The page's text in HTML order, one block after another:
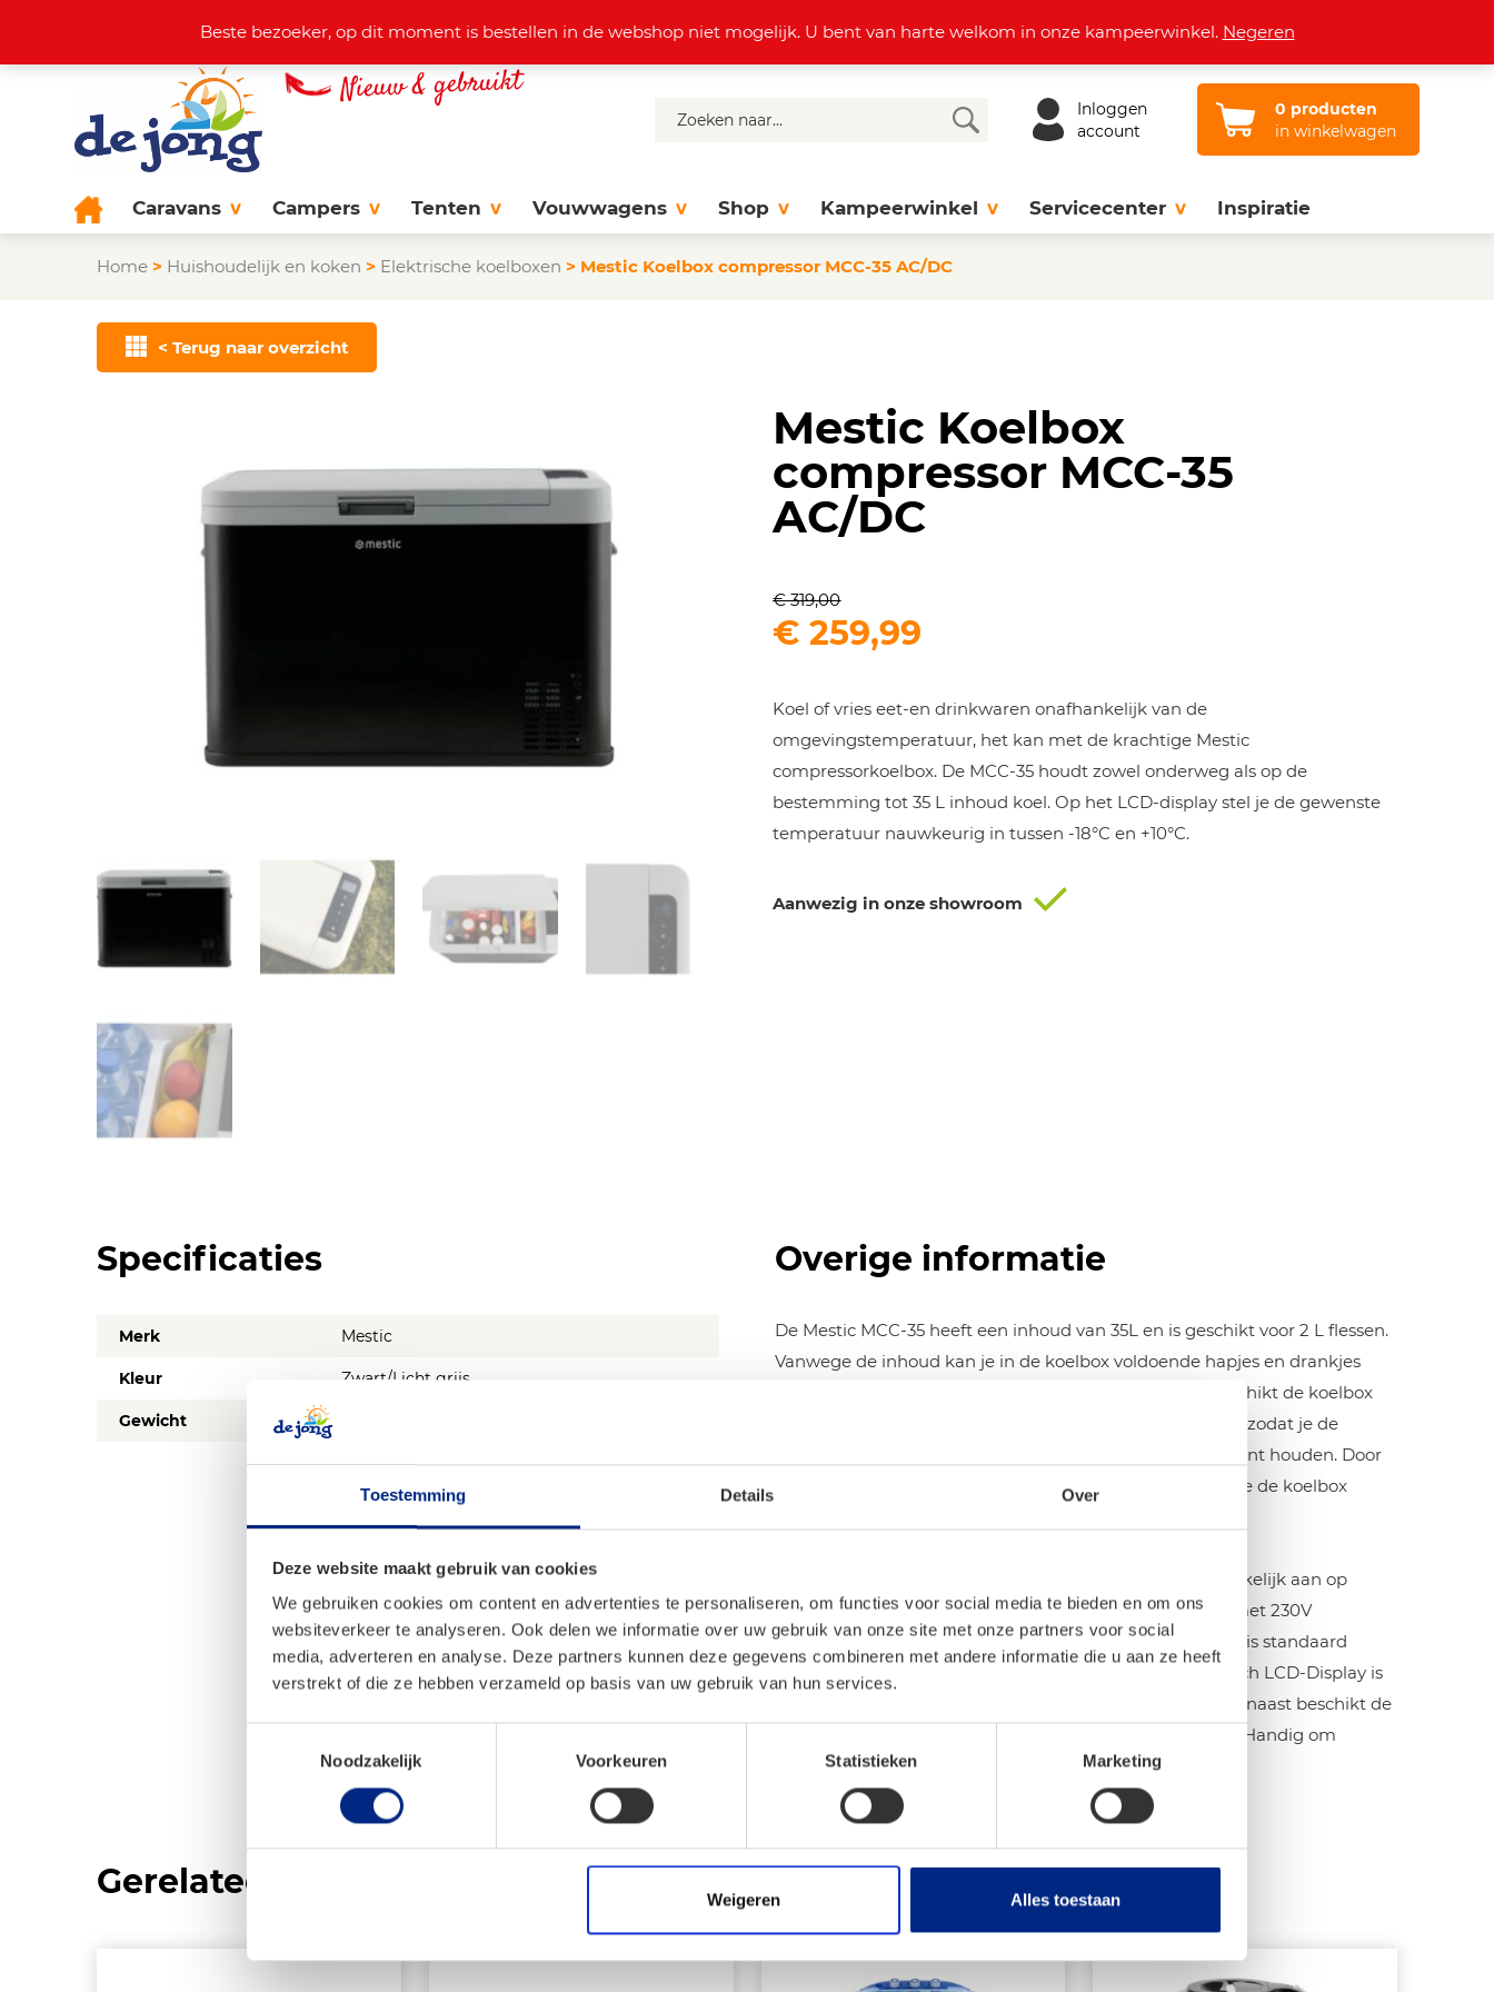
Toestemming Details Over
Deze website maakt gebruik van cookies
We gebruiken cookies om content en advertenties te personaliseren, om functies voor social media te bieden en om ons
websiteverkeer te analyseren. Ook delen we informatie over uw gebruik van onze site met onze partners voor social
media, adverteren en analyse. Deze partners kunnen deze gegevens combineren met andere informatie die u aan ze heeft
verstrekt of die ze hebben verzameld op basis van uw gebruik van hun services.
Noodzakelijk
Voorkeuren Statistieken Marketing
Weigeren Alles toestaan
Actuele aanbod +31 (0)38 444 37 77 info@dejonghattem.nl Openingstijden Vacatures
Inloggen
account
0 producten
in winkelwagen
Caravans Campers Tenten Vouwwagens Shop Kampeerwinkel Servicecenter Inspiratie
Home > Huishoudelijk en koken > Elektrische koelboxen > Mestic Koelbox compressor MCC-35 AC/DC
< Terug naar overzicht
Mestic Koelbox
compressor MCC-35
AC/DC
€319,00
Oorspronkelijke
was:
€ 319,00.
€ 259,99
is:
€ 259,99.
Koel of vries eet-en drinkwaren onafhankelijk van de
omgevingstemperatuur, het kan met de krachtige Mestic
compressorkoelbox. De MCC-35 houdt zowel onderweg als op de
bestemming tot 35 L inhoud koel. Op het LCD-display stel je de gewenste
temperatuur nauwkeurig in tussen -18°C en +10°C.
Aanwezig in onze showroom
Specificaties
Merk Mestic
Kleur Zwart/Licht grijs
Gewicht
Overige informatie
De Mestic MCC-35 heeft een inhoud van 35L en is geschikt voor 2 L flessen.
Vanwege de inhoud kan je in de koelbox voldoende hapjes en drankjes
kwijt voor drie tot vier personen. Aan de binnenkant beschikt de koelbox
over twee compartinenten, één groot en één kleiner vak, zodat je de
gekoelde eet- en drinkwaren gemakkelijk gescheiden kunt houden. Door
het lage gewicht en de verzonken handvaten, verplaats je de koelbox
Sluit de MCC-35 met de meegeleverde autolader gemakkelijk aan op
zowel 12V als 24V. Wil je de koelbox op een stopcontact met 230V
aansluiten? Dat kan met de speciale 230V adapter. Deze is standaard
meegeleverd, maar is ook apart verkrijgbaar. Op het touch LCD-Display is
nauwkeurig de gewenste temperatuur in te stellen. Daarnaast beschikt de
koelbox met compressor zelfs over een USB-aansluiting. Handig om
bijvoorbeeld een mobiel op te laden!
Gerelateerde producten
Beste bezoeker, op dit moment is bestellen in de webshop niet mogelijk. U bent van harte welkom in onze kampeerwinkel. Negeren